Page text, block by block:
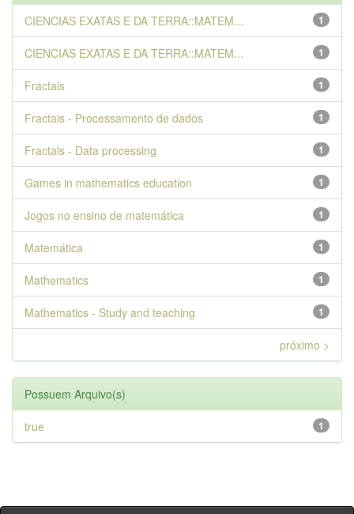
1
CIENCIAS EXATAS E DA TERRA::MATEM...
1
CIENCIAS EXATAS E DA TERRA::MATEM...
1
Fractais
1
Fractais - Processamento de dados
1
Fractals - Data processing
1
Games in mathematics education
1
Jogos no ensino de matemática
1
Matemática
1
Mathematics
1
Mathematics - Study and teaching
próximo >
Possuem Arquivo(s)
1
true